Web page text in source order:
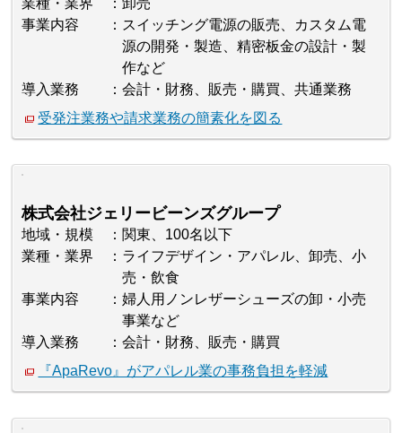
事業内容
スイッチング電源の販売、カスタム電
源の開発・製造、精密板金の設計・製
作など
導入業務
会計・財務、販売・購買、共通業務
受発注業務や請求業務の簡素化を図る
株式会社ジェリービーンズグループ
地域・規模
関東、100名以下
業種・業界
ライフデザイン・アパレル、卸売、小
売・飲食
事業内容
婦人用ノンレザーシューズの卸・小売
事業など
導入業務
会計・財務、販売・購買
『ApaRevo』がアパレル業の事務負担を軽減